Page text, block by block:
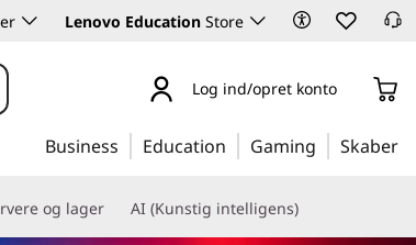
Lenovo Education Store
Log ind/opret konto
Business Education Gaming Skaber
og lager AI (Kunstig intelligens)